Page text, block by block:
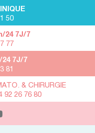
50
24 7J/7
77
24 7J/7
81
& CHIRURGIE
92 26 76 80